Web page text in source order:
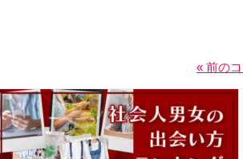
« 前の
投
稿